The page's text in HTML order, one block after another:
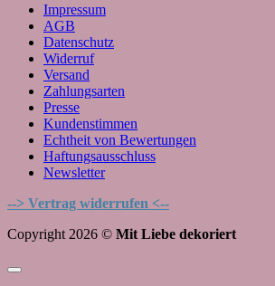
Impressum
AGB
Datenschutz
Widerruf
Versand
Zahlungsarten
Presse
Kundenstimmen
Echtheit von Bewertungen
Haftungsausschluss
Newsletter
--> Vertrag widerrufen <--
Copyright 2026 © Mit Liebe dekoriert